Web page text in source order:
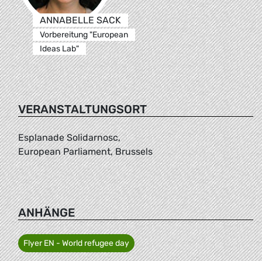
ANNABELLE SACK
Vorbereitung "European
Ideas Lab"
VERANSTALTUNGSORT
Esplanade Solidarnosc,
European Parliament, Brussels
ANHÄNGE
Flyer EN - World refugee day